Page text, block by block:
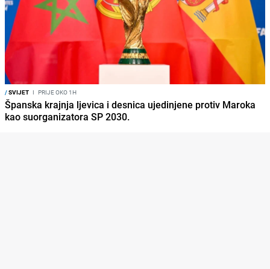
/SVIJET I PRIJE OKO 1H
Španska krajnja ljevica i desnica ujedinjene protiv Maroka
kao suorganizatora SP 2030.